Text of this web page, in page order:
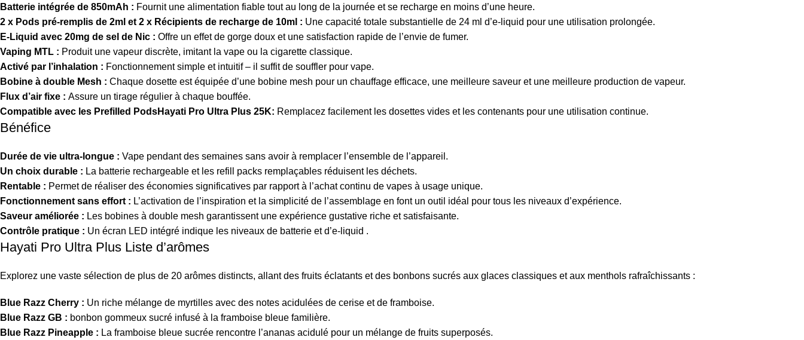
Batterie intégrée de 850mAh : Fournit une alimentation fiable tout au long de la journée et se recharge en moins d’une heure.
2 x Pods pré-remplis de 2ml et 2 x Récipients de recharge de 10ml : Une capacité totale substantielle de 24 ml d’e-liquid pour une utilisation prolongée.
E-Liquid avec 20mg de sel de Nic : Offre un effet de gorge doux et une satisfaction rapide de l’envie de fumer.
Vaping MTL : Produit une vapeur discrète, imitant la vape ou la cigarette classique.
Activé par l’inhalation : Fonctionnement simple et intuitif – il suffit de souffler pour vape.
Bobine à double Mesh : Chaque dosette est équipée d’une bobine mesh pour un chauffage efficace, une meilleure saveur et une meilleure production de vapeur.
Flux d’air fixe : Assure un tirage régulier à chaque bouffée.
Compatible avec les Prefilled PodsHayati Pro Ultra Plus 25K: Remplacez facilement les dosettes vides et les contenants pour une utilisation continue.
Bénéfice
Durée de vie ultra-longue : Vape pendant des semaines sans avoir à remplacer l’ensemble de l’appareil.
Un choix durable : La batterie rechargeable et les refill packs remplaçables réduisent les déchets.
Rentable : Permet de réaliser des économies significatives par rapport à l’achat continu de vapes à usage unique.
Fonctionnement sans effort : L’activation de l’inspiration et la simplicité de l’assemblage en font un outil idéal pour tous les niveaux d’expérience.
Saveur améliorée : Les bobines à double mesh garantissent une expérience gustative riche et satisfaisante.
Contrôle pratique : Un écran LED intégré indique les niveaux de batterie et d’e-liquid .
Hayati Pro Ultra Plus Liste d’arômes
Explorez une vaste sélection de plus de 20 arômes distincts, allant des fruits éclatants et des bonbons sucrés aux glaces classiques et aux menthols rafraîchissants :
Blue Razz Cherry : Un riche mélange de myrtilles avec des notes acidulées de cerise et de framboise.
Blue Razz GB : bonbon gommeux sucré infusé à la framboise bleue familière.
Blue Razz Pineapple : La framboise bleue sucrée rencontre l’ananas acidulé pour un mélange de fruits superposés.